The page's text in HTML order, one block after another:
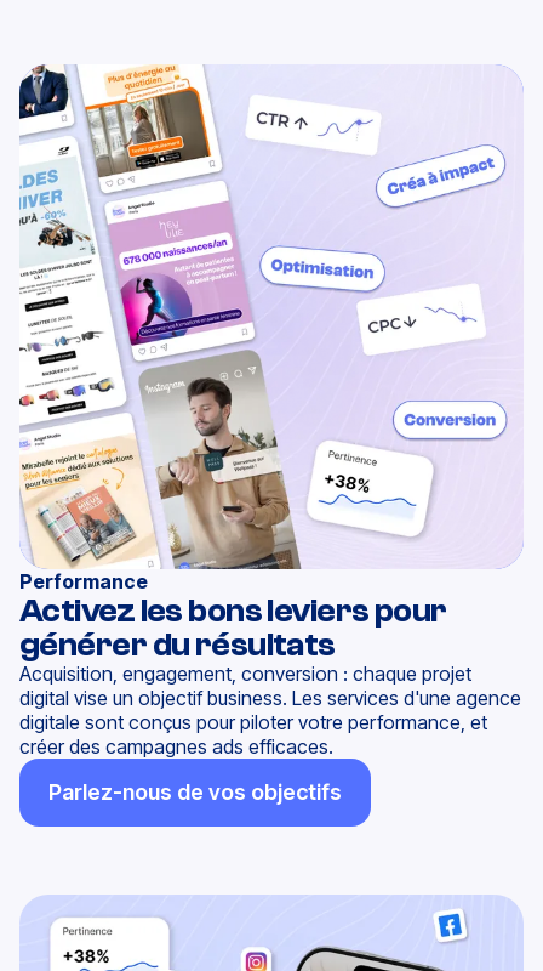
Performance
Activez les bons leviers pour
générer du résultats
Acquisition, engagement, conversion : chaque projet
digital vise un objectif business. Les services d'une agence
digitale sont conçus pour piloter votre performance, et
créer des campagnes ads efficaces.
Parlez-nous de vos objectifs